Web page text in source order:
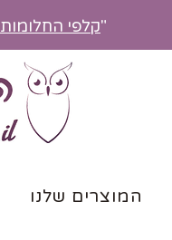
"קלפי החלומות
המוצרים שלנו